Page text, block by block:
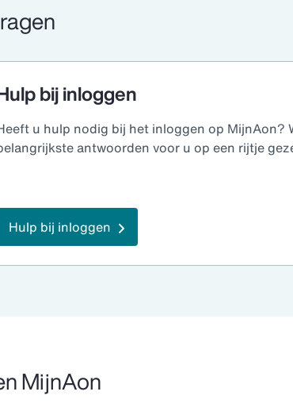
bij inloggen
u hulp nodig bij het inloggen op MijnAon?
antwoorden voor u op een rijtje
Hulp bij inloggen
MijnAon